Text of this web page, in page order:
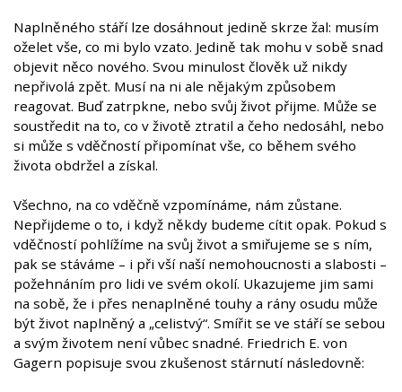
Naplněného stáří lze dosáhnout jedině skrze žal: musím
oželet vše, co mi bylo vzato. Jedině tak mohu v sobě snad
objevit něco nového. Svou minulost člověk už nikdy
nepřivolá zpět. Musí na ni ale nějakým způsobem
reagovat. Buď zatrpkne, nebo svůj život přijme. Může se
soustředit na to, co v životě ztratil a čeho nedosáhl, nebo
si může s vděčností připomínat vše, co během svého
života obdržel a získal.
Všechno, na co vděčně vzpomínáme, nám zůstane.
Nepřijdeme o to, i když někdy budeme cítit opak. Pokud s
vděčností pohlížíme na svůj život a smiřujeme se s ním,
pak se stáváme – i při vší naší nemohoucnosti a slabosti –
požehnáním pro lidi ve svém okolí. Ukazujeme jim sami
na sobě, že i přes nenaplněné touhy a rány osudu může
být život naplněný a „celistvý“. Smířit se ve stáří se sebou
a svým životem není vůbec snadné. Friedrich E. von
Gagern popisuje svou zkušenost stárnutí následovně: